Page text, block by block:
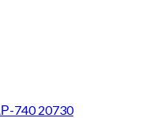
740 20730